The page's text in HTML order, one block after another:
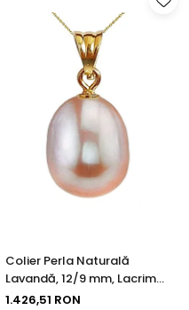
Colier Perla Naturală
Lavandă, 12/9 mm, Lacrimă,
Aur 14K (aur 585) |
1.426,51 RON